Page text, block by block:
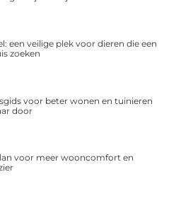
een veilige plek voor dieren die een
zoeken
voor beter wonen en tuinieren
door
voor meer wooncomfort en